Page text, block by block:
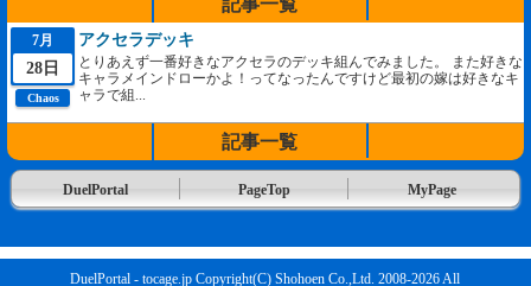
記事一覧
7月
28日
Chaos
アクセラデッキ
とりあえず一番好きなアクセラのデッキ組んでみました。 また好きな
キャラメインドローかよ！ってなったんですけど最初の嫁は好きなキ
ャラで組...
記事一覧
DuelPortal PageTop MyPage
DuelPortal - tocage.jp Copyright(C) Shohoen Co.,Ltd. 2008-2026 All